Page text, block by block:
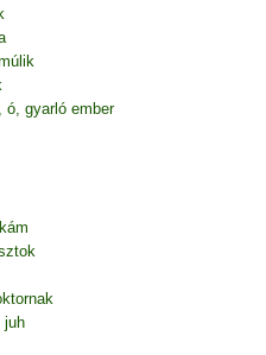
ó, gyarló ember
juh